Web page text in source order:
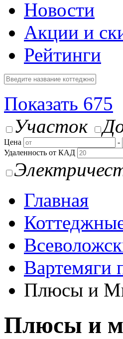
Новости
Акции и
Рейтинги
Показать 675
Участок
Цена -
Удаленность от КАД
Главная
Вартемяги
Плюсы и
Плюсы и